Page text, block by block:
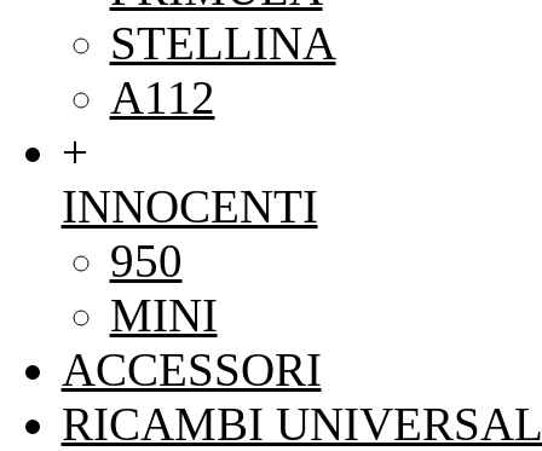
STELLINA
A112
+
INNOCENTI
950
MINI
ACCESSORI
RICAMBI